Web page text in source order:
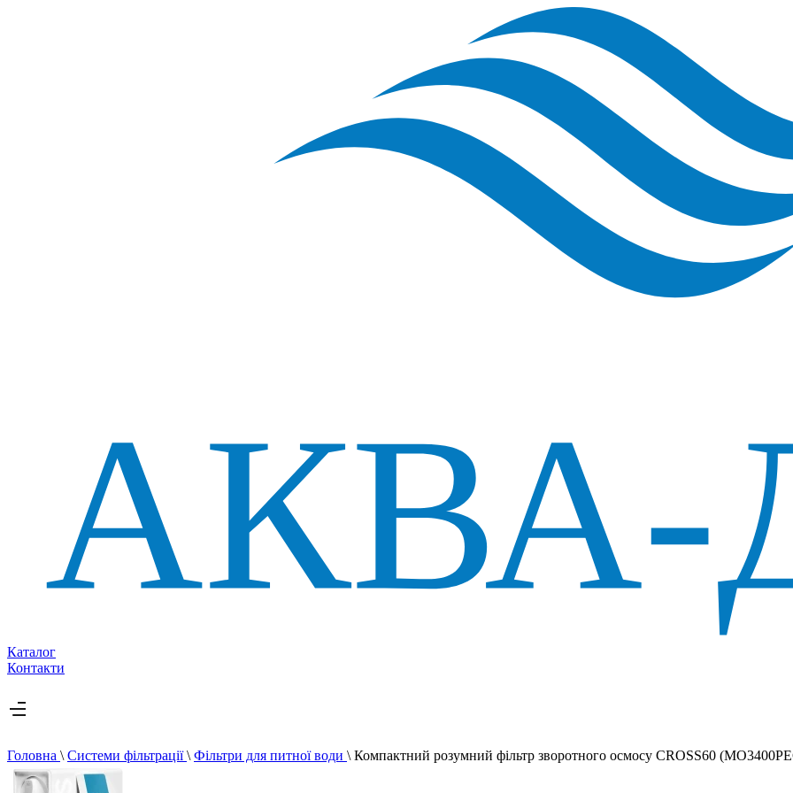
Каталог
Контакти
Головна \ Системи фільтрації\ Фільтри для питної води \ Компактний розумний фільтр зворотного осмосу CROSS60